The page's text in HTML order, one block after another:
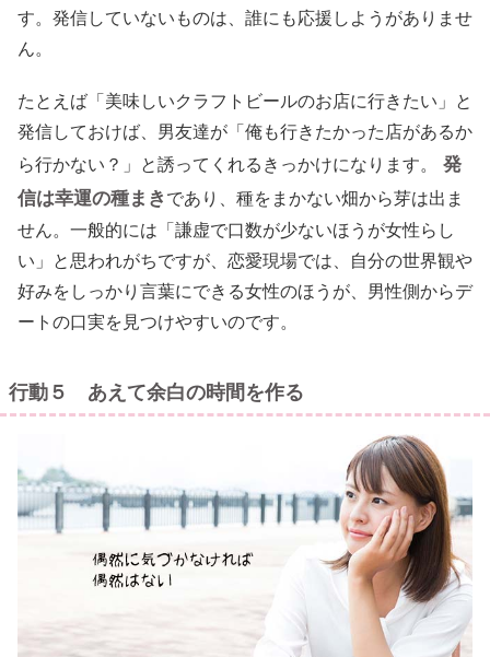
す。発信していないものは、誰にも応援しようがありませ
ん。
たとえば「美味しいクラフトビールのお店に行きたい」と
発信しておけば、男友達が「俺も行きたかった店があるか
ら行かない？」と誘ってくれるきっかけになります。
発
信は幸運の種まき であり、種をまかない畑から芽は出ま
せん。一般的には「謙虚で口数が少ないほうが女性らし
い」と思われがちですが、恋愛現場では、自分の世界観や
好みをしっかり言葉にできる女性のほうが、男性側からデ
ートの口実を見つけやすいのです。
行動５ あえて余白の時間を作る